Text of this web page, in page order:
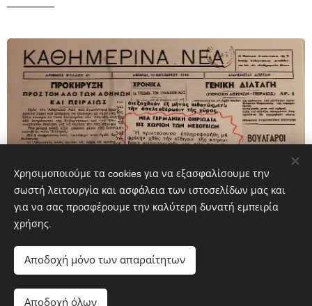
ΤΑ ΜΕΣΟΓΕΙΑ στην ΚΑΤΟΧΗ 1940. Μια μαρτυρική διαδρομή 9
εκπομπών, με αλήθειες και αποκαλύψεις
Χρησιμοποιούμε τα cookies για να εξασφαλίσουμε την
σωστή λειτουργία και ασφάλεια των ιστοσελίδων μας και
για να σας προσφέρουμε την καλύτερη δυνατή εμπειρία
χρήσης.
Αποδοχή μόνο των απαραίτητων
Αποδοχή όλων